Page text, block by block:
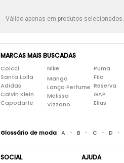
Válido apenas em produtos selecionados.
MARCAS MAIS BUSCADAS
Colcci
Santa Lolla
Adidas
Calvin Klein
Capodarte
Nike
Mango
Lança Perfume
Melissa
Vizzano
Puma
Fila
Reserva
GAP
Ellus
Glossário de moda A • B • C • D •
SOCIAL AJUDA